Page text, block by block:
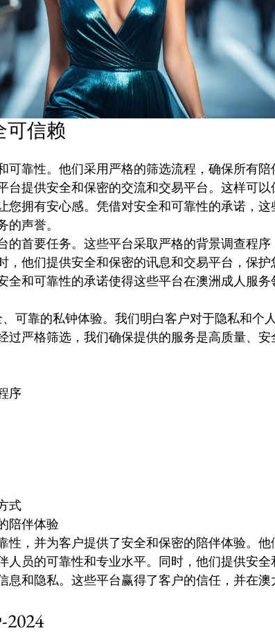
可信赖
可靠性。他们采用严格的筛选流程，确保所有
台提供安全和保密的交流和交易平台。这样可
您拥有安心感。凭借对安全和可靠性的承诺，这
声誉。
的首要任务。这些平台采取严格的背景调查程序
，他们提供安全和保密的讯息和交易平台，保
全和可靠性的承诺使得这些平台在澳洲成人服
可靠的私钟体验。我们明白客户对于隐私和个
过严格筛选，我们确保提供的服务是高质量、安
序
式
陪伴体验
性，并为客户提供了安全和保密的陪伴体验。
人员的可靠性和专业水平。同时，他们提供安全
息和隐私。这些平台赢得了客户的信任，并在澳